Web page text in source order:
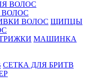
ЩИПЦЫ
МАШИНКА
СЕТКА ДЛЯ БРИТВ